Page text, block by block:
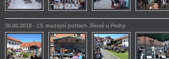
30.06.2018 - 13. muzejní potlach Jílové u Prahy